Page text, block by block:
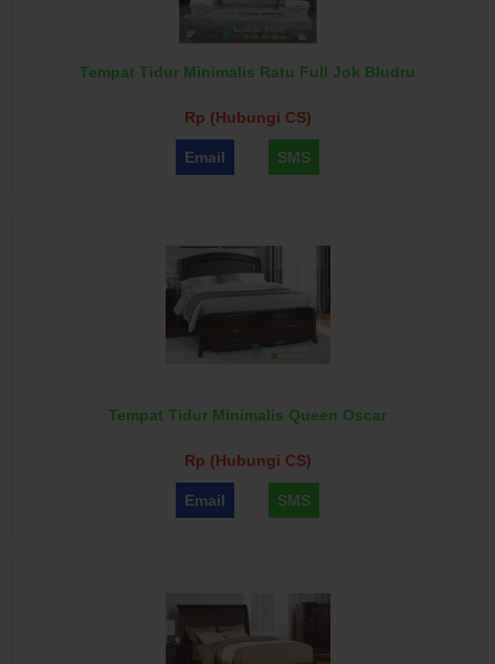
Tempat Tidur Minimalis Ratu Full Jok Bludru
Rp (Hubungi CS)
Email SMS
Tempat Tidur Minimalis Queen Oscar
Rp (Hubungi CS)
Email SMS